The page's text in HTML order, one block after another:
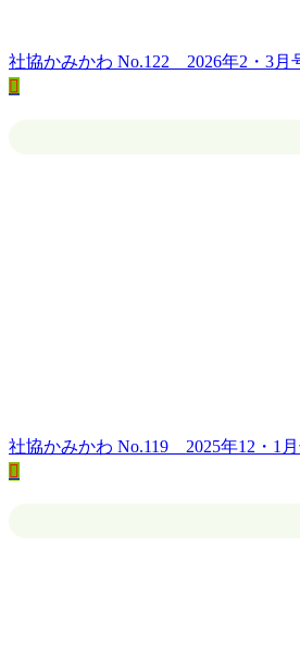
社協かみかわ No.122 2026年2・3
社協かみかわ No.119 2025年12・1